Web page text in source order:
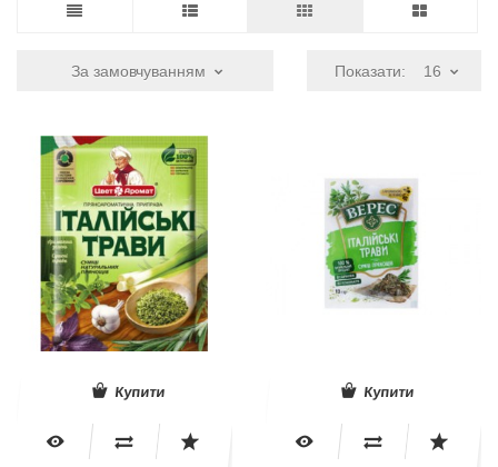
За замовчуванням Показати: 16
Купити Купити